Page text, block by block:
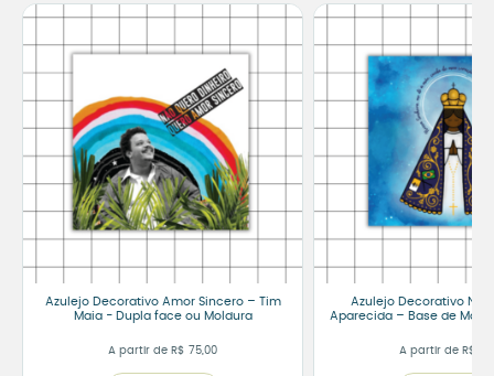
Azulejo Decorativo Amor Sincero – Tim
Maia - Dupla face ou Moldura
A partir de R$ 75,00
Azulejo Decorativo
Aparecida – Base de
A partir de R$